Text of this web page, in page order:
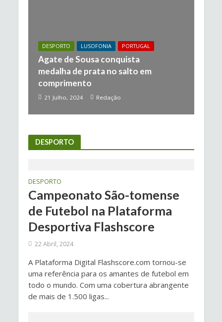
DESPORTO LUSOFONIA PORTUGAL
Agate de Sousa conquista
medalha de prata no salto em
comprimento
21 Julho, 2024 Redação
DESPORTO
DESPORTO
Campeonato São-tomense
de Futebol na Plataforma
Desportiva Flashscore
22 Abril, 2024
A Plataforma Digital Flashscore.com tornou-se
uma referência para os amantes de futebol em
todo o mundo. Com uma cobertura abrangente
de mais de 1.500 ligas...